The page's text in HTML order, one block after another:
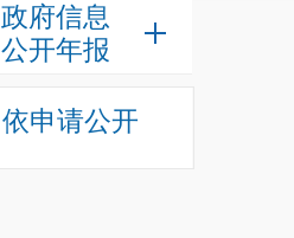
政府信息
公开年报
依申请公开